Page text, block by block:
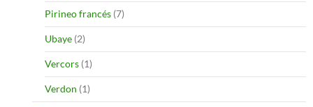
Pirineo francés (7)
Ubaye (2)
Vercors (1)
Verdon (1)